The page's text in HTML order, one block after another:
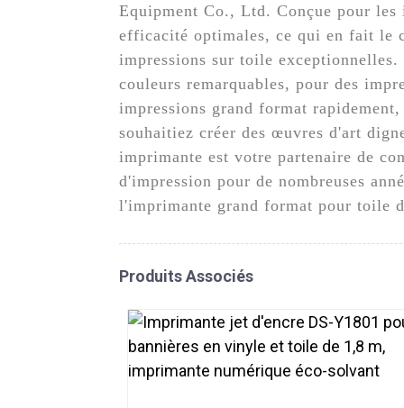
Equipment Co., Ltd. Conçue pour
efficacité optimales, ce qui en fait le
impressions sur toile
couleurs remarquables, pour des
impressions grand format
souhaitiez créer des œuvres d'art
imprimante est votre partenaire de
d'impression pour de nombreuses
l'imprimante grand format pour toile
Produits Associés